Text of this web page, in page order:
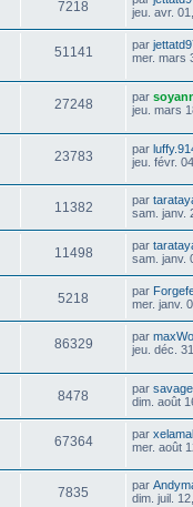
7218
jeu. avr.
51141 par
mer. mars
27248 par
jeu. mars
23783 par
jeu. févr.
11382 par
sam. janv.
11498 par
sam. janv.
5218 par
mer. janv.
86329 par
jeu. déc.
8478 par
dim. août
67364 par
mer. août
7835 par
dim. juil.